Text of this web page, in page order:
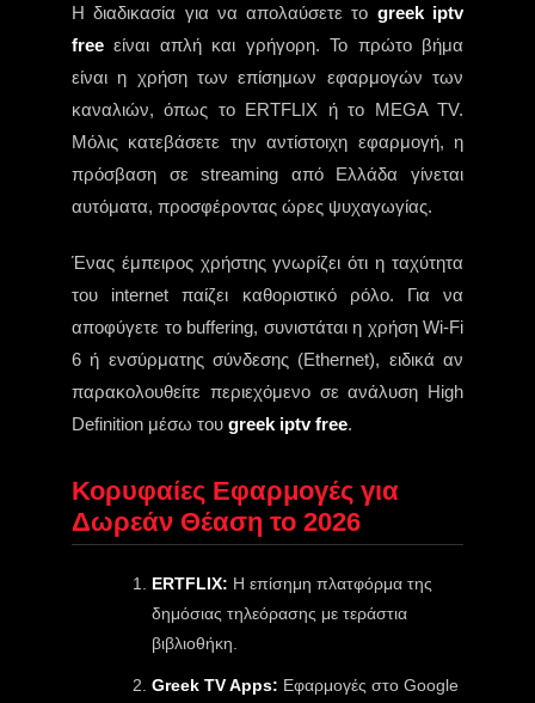
Η διαδικασία για να απολαύσετε το greek iptv
free είναι απλή και γρήγορη. Το πρώτο βήμα
είναι η χρήση των επίσημων εφαρμογών των
καναλιών, όπως το ERTFLIX ή το MEGA TV.
Μόλις κατεβάσετε την αντίστοιχη εφαρμογή, η
πρόσβαση σε streaming από Ελλάδα γίνεται
αυτόματα, προσφέροντας ώρες ψυχαγωγίας.
Ένας έμπειρος χρήστης γνωρίζει ότι η ταχύτητα
του internet παίζει καθοριστικό ρόλο. Για να
αποφύγετε το buffering, συνιστάται η χρήση Wi-Fi
6 ή ενσύρματης σύνδεσης (Ethernet), ειδικά αν
παρακολουθείτε περιεχόμενο σε ανάλυση High
Definition μέσω του greek iptv free.
Κορυφαίες Εφαρμογές για
Δωρεάν Θέαση το 2026
ERTFLIX: Η επίσημη πλατφόρμα της
δημόσιας τηλεόρασης με τεράστια
βιβλιοθήκη.
Greek TV Apps: Εφαρμογές στο Google